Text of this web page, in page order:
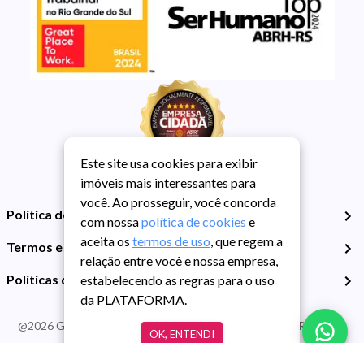
Política de Privacidade
Termos e Condições de Uso
Políticas de Cookies
@2026Guarida Imóvel. Todos os direitos reservados. CRECI RS -
Este site usa cookies para exibir
imóveis mais interessantes para
você. Ao prosseguir, você concorda
com nossapolítica de cookies e
aceita os termos de uso, que regem a
relação entre você e nossa empresa,
estabelecendo as regras para o uso
da PLATAFORMA.
OK, ENTENDI